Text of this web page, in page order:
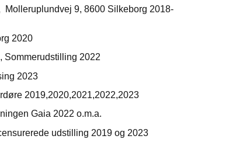
Molleruplundvej 9, 8600 Silkeborg 2018-
2020
2022
2023
2019,2020,2021,2022,2023
Gaia 2022 o.m.a.
udstilling 2019 og 2023